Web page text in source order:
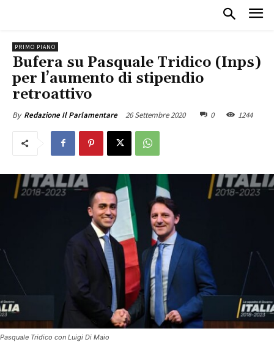
PRIMO PIANO
Bufera su Pasquale Tridico (Inps)
per l’aumento di stipendio
retroattivo
By Redazione Il Parlamentare 26 Settembre 2020 0 1244
Pasquale Tridico con Luigi Di Maio